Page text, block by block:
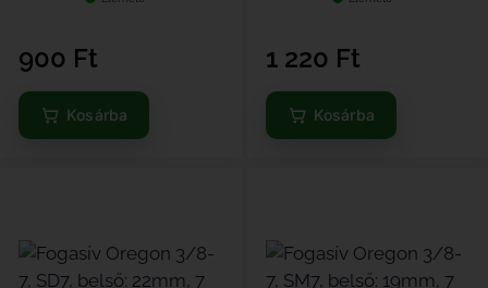
900 Ft
Kosárba
1 220 Ft
Kosárba